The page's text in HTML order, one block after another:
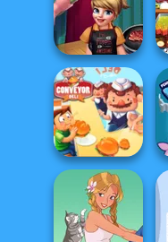
Super Burger 2
Cook And
Decorate
Conveyor Deli